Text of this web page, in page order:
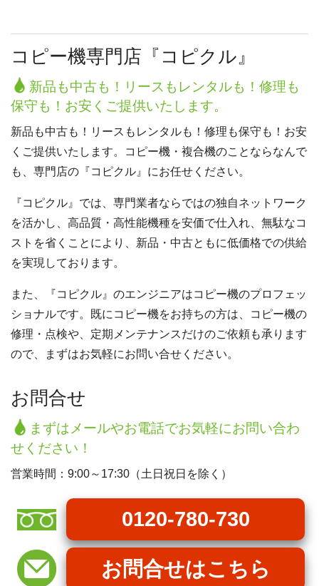
コピー機専門店『コピクル』
新品も中古も！リースもレンタルも！修理も
保守も！お安くご提供いたします。
新品も中古も！リースもレンタルも！修理も保守も！お安
くご提供いたします。コピー機・複合機のことならなんで
も、専門店の『コピクル』にお任せください。
『コピクル』では、専門業者ならではの独自ネットワーク
を活かし、高品質・高性能機種を安価で仕入れ、無駄なコ
ストを省くことにより、新品・中古ともに低価格での供給
を実現しております。
また、『コピクル』のエンジニアはコピー機のプロフェッ
ショナルです。既にコピー機をお持ちの方は、コピー機の
修理・点検や、定期メンテナンスだけのご依頼も承ります
ので、まずはお気軽にお問い合せください。
お問合せ
まずはメールやお電話でお気軽にお問い合わ
せください！
営業時間：9:00～17:30（土日祝日を除く）
0120-780-730
お問合せはこちら